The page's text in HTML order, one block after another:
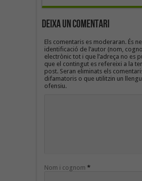
Deixa un Comentari
Els comentaris es moderaran. És
identificació de l’autor (nom,
electrònic tot i que l’adreça no es
que el contingut es refereixi a la
post. Seran eliminats els
difamatoris o que utilitzin un
ofensiu.
Nom i cognom *